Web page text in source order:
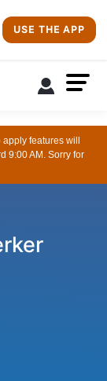
USE THE APP
features will
9:00 AM. Sorry for